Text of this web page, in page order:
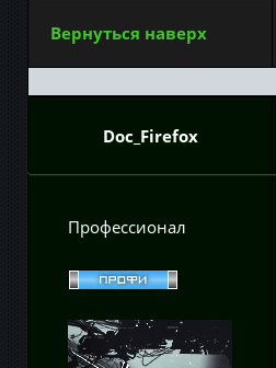
Вернуться наверх
Doc_Firefox
Профессионал